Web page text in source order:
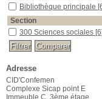
Bibliothèque principale
Section
300 Sciences sociales [6]
Adresse
CID'Confemen
Complexe Sicap point E
Immeuble C, 3ème étage